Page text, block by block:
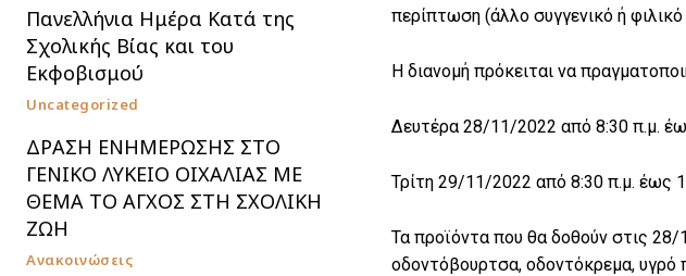
Πανελλήνια Ημέρα Κατά της
Σχολικής Βίας και του
Εκφοβισμού
Uncategorized
ΔΡΑΣΗ ΕΝΗΜΕΡΩΣΗΣ ΣΤΟ
ΓΕΝΙΚΟ ΛΥΚΕΙΟ ΟΙΧΑΛΙΑΣ ΜΕ
ΘΕΜΑ ΤΟ ΑΓΧΟΣ ΣΤΗ ΣΧΟΛΙΚΗ
ΖΩΗ
Ανακοινώσεις
περίπτωση (άλλο συγγενικό ή
Η διανομή πρόκειται να
Δευτέρα 28/11/2022 από 8:30 π.μ.
Τρίτη 29/11/2022 από 8:30 π.μ. έως
Τα προϊόντα που θα δοθούν στις 28/
οδοντόβουρτσα, οδοντόκρεμα, υγρό